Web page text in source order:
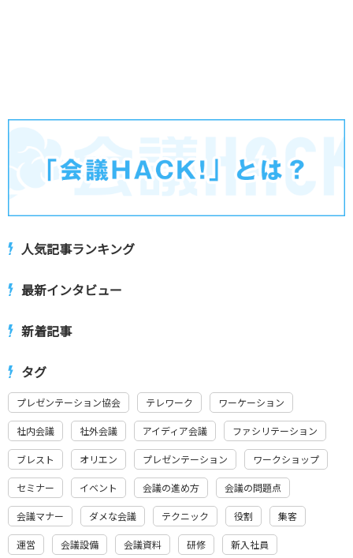
人気記事ランキング
最新インタビュー
新着記事
タグ
プレゼンテーション協会 テレワーク ワーケーション
社内会議 社外会議 アイディア会議 ファシリテーション
ブレスト オリエン プレゼンテーション ワークショップ
セミナー イベント 会議の進め方 会議の問題点
会議マナー ダメな会議 テクニック 役割 集客
運営 会議設備 会議資料 研修 新入社員